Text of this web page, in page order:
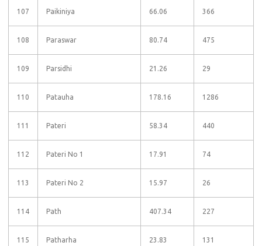
107 Paikiniya 66.06 366
108 Paraswar 80.74 475
109 Parsidhi 21.26 29
110 Patauha 178.16 1286
111 Pateri 58.34 440
112 Pateri No 1 17.91 74
113 Pateri No 2 15.97 26
114 Path 407.34 227
115 Patharha 23.83 131